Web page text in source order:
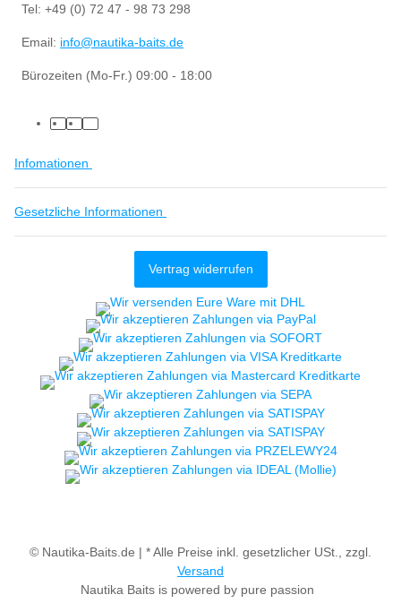
Tel: +49 (0) 72 47 - 98 73 298
Email: info@nautika-baits.de
Bürozeiten (Mo-Fr.) 09:00 - 18:00
Infomationen
Gesetzliche Informationen
Vertrag widerrufen
© Nautika-Baits.de | * Alle Preise inkl. gesetzlicher USt., zzgl.
Versand
Nautika Baits is powered by pure passion